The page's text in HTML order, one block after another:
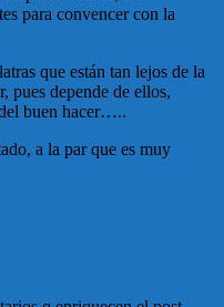
para convencer con la
que están tan lejos de la
pues depende de ellos,
buen hacer…..
a la par que es muy